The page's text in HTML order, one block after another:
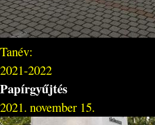
Tanév:
2021-2022
Papírgyűjtés
2021. november 15.